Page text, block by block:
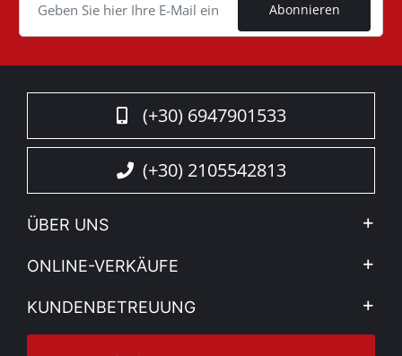
Abonnieren
(+30) 6947901533
(+30) 2105542813
ÜBER UNS
Firma
Sehen Sie unsere Nachrichten
Sitemap
ONLINE-VERKÄUFE
Mein Konto
Versandarten
KUNDENBETREUUNG
Kontakt